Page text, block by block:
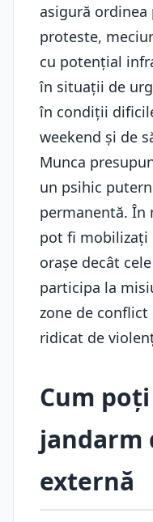
asigură ordinea
proteste,
cu potențial
în situații de
în condiții
weekend și de
Munca
un psihic
permanentă. În
pot fi mobilizați
orașe decât
participa la
zone de
ridicat de
Cum
jandarm
externă